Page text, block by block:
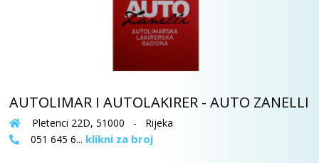
AUTOLIMAR I AUTOLAKIRER - AUTO ZANELLI
Pletenci 22D, 51000 - Rijeka
051 645 6... klikni za broj